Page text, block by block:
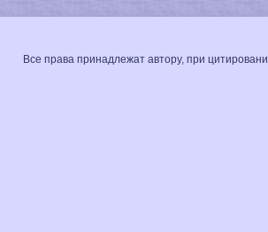
Все права принадлежат автору, при